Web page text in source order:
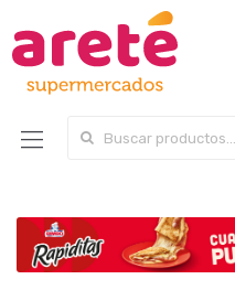
Search for: